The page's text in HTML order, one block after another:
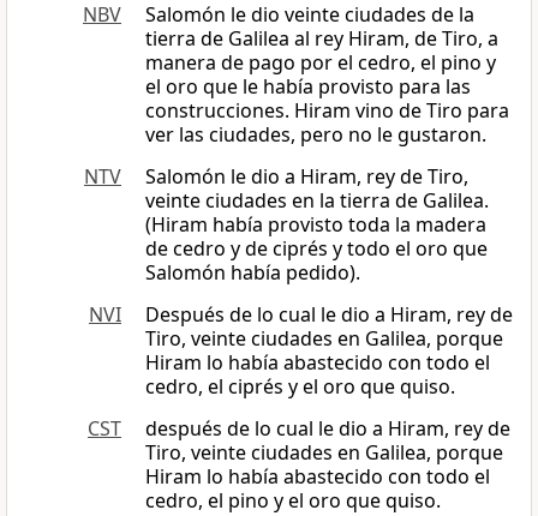
NBV
Salomón le dio veinte ciudades de la
tierra de Galilea al rey Hiram, de Tiro, a
manera de pago por el cedro, el pino y
el oro que le había provisto para las
construcciones. Hiram vino de Tiro para
ver las ciudades, pero no le gustaron.
NTV
Salomón le dio a Hiram, rey de Tiro,
veinte ciudades en la tierra de Galilea.
(Hiram había provisto toda la madera
de cedro y de ciprés y todo el oro que
Salomón había pedido).
NVI
Después de lo cual le dio a Hiram, rey de
Tiro, veinte ciudades en Galilea, porque
Hiram lo había abastecido con todo el
cedro, el ciprés y el oro que quiso.
CST
después de lo cual le dio a Hiram, rey de
Tiro, veinte ciudades en Galilea, porque
Hiram lo había abastecido con todo el
cedro, el pino y el oro que quiso.